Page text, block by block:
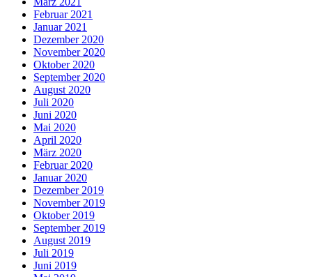
Februar 2021
Januar 2021
Dezember 2020
November 2020
Oktober 2020
September 2020
August 2020
Juli 2020
Juni 2020
Mai 2020
April 2020
März 2020
Februar 2020
Januar 2020
Dezember 2019
November 2019
Oktober 2019
September 2019
August 2019
Juli 2019
Juni 2019